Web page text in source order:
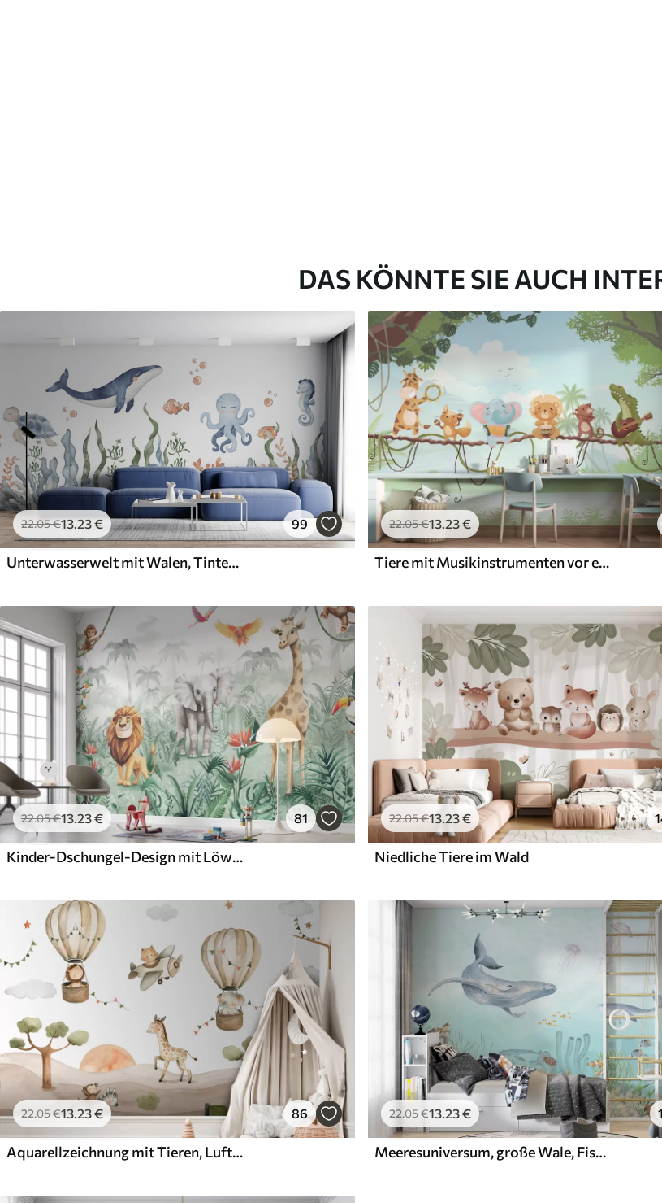
DAS KÖNNTE SIE AUCH
22.05€13 .23€ 99
Unterwasserwelt mit Walen, Tintenfischen und Schildkröten
22.05€13 .23€
Tiere mit Musikinstrumenten vor einer tropischen Landschaft
22.05€13.23€ 81
Kinder-Dschungel-Design mit Löwe, Giraffe, Elefant und Papageien
22.05€13.23€
Niedliche Tiere im Wald
22.05€13 .23€ 86
Aquarellzeichnung mit Tieren, Luftballons, Flugzeug und Auto
22.05€13 .23€
Meeresuniversum, große Wale, Fische und Schildkröten